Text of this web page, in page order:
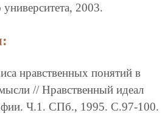
университета, 2003.
нравственных понятий в
// Нравственный идеал
Ч.1. СПб., 1995. С.97-100.